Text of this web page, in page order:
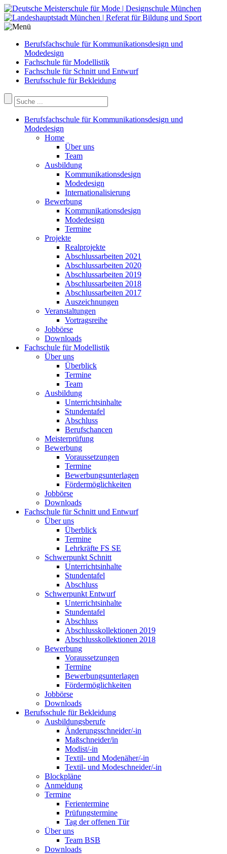
Berufsfachschule für Kommunikationsdesign und
Modedesign
Fachschule für Modellistik
Fachschule für Schnitt und Entwurf
Berufsschule für Bekleidung
Berufsfachschule für Kommunikationsdesign und
Modedesign
Home
Über uns
Team
Ausbildung
Kommunikationsdesign
Modedesign
Internationalisierung
Bewerbung
Kommunikationsdesign
Modedesign
Termine
Projekte
Realprojekte
Abschlussarbeiten 2021
Abschlussarbeiten 2020
Abschlussarbeiten 2019
Abschlussarbeiten 2018
Abschlussarbeiten 2017
Auszeichnungen
Veranstaltungen
Vortragsreihe
Jobbörse
Downloads
Fachschule für Modellistik
Über uns
Überblick
Termine
Team
Ausbildung
Unterrichtsinhalte
Stundentafel
Abschluss
Berufschancen
Meisterprüfung
Bewerbung
Voraussetzungen
Termine
Bewerbungsunterlagen
Fördermöglichkeiten
Jobbörse
Downloads
Fachschule für Schnitt und Entwurf
Über uns
Überblick
Termine
Lehrkräfte FS SE
Schwerpunkt Schnitt
Unterrichtsinhalte
Stundentafel
Abschluss
Schwerpunkt Entwurf
Unterrichtsinhalte
Stundentafel
Abschluss
Abschlusskollektionen 2019
Abschlusskollektionen 2018
Bewerbung
Voraussetzungen
Termine
Bewerbungsunterlagen
Fördermöglichkeiten
Jobbörse
Downloads
Berufsschule für Bekleidung
Ausbildungsberufe
Änderungsschneider/-in
Maßschneider/in
Modist/-in
Textil- und Modenäher/-in
Textil- und Modeschneider/-in
Blockpläne
Anmeldung
Termine
Ferientermine
Prüfungstermine
Tag der offenen Tür
Über uns
Team BSB
Downloads